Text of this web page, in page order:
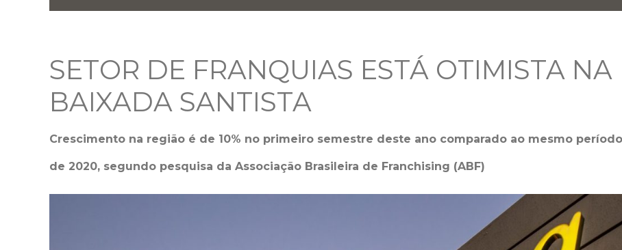
SETOR DE FRANQUIAS ESTÁ OTIMISTA NA
BAIXADA SANTISTA
Crescimento na região é de 10% no primeiro semestre deste ano comparado ao mesmo período
de 2020, segundo pesquisa da Associação Brasileira de Franchising (ABF)